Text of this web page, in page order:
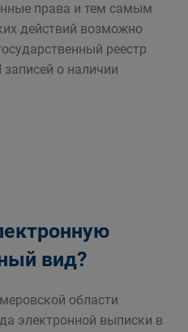
права и тем самым
действий возможно
реестр
о наличии
вид?
области
электронной выписки в